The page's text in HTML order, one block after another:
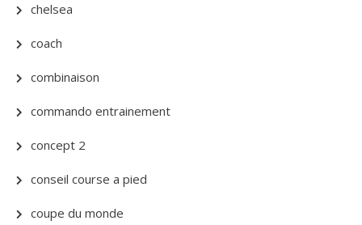
chelsea
coach
combinaison
commando entrainement
concept 2
conseil course a pied
coupe du monde